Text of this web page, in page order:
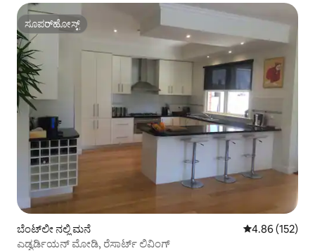
ಸೂಪರ್‌ಹೋಸ್ಟ್
ಸೂಪರ್‌ಹೋಸ್ಟ್
ಬೆಂಟ್‌ಲೀ ನಲ್ಲಿ ಮನೆ 5 ರಲ್ಲಿ 4.86
4.86 (152)
ಎಡ್ವರ್ಡಿಯನ್ ಮೋಡಿ, ರೆಸಾರ್ಟ್ ಲಿವಿಂಗ್